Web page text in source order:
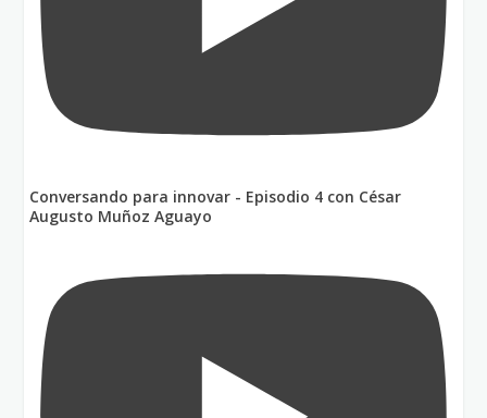
Conversando para innovar - Episodio 4 con César
Augusto Muñoz Aguayo